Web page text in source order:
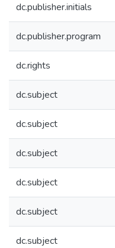
dc.publisher.initials
dc.publisher.program
dc.rights
dc.subject
dc.subject
dc.subject
dc.subject
dc.subject
dc.subject